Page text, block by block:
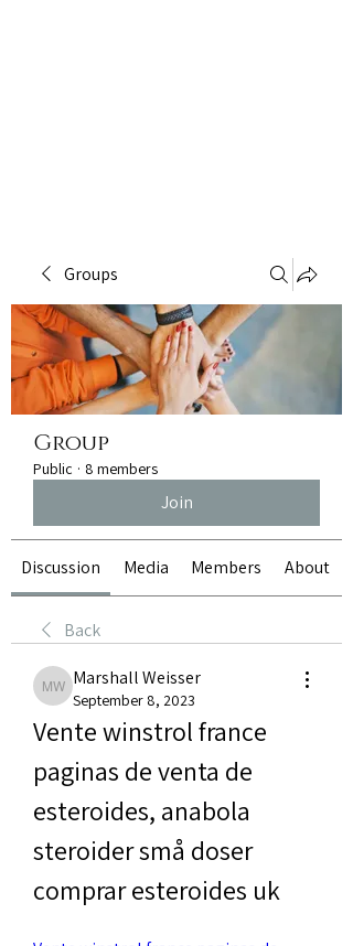
Groups
Group
Public · 8 members
Join
Discussion Media Members About
Back
Marshall Weisser
Marshall Weisser
September 8, 2023
Vente winstrol france
paginas de venta de
esteroides, anabola
steroider små doser
comprar esteroides uk